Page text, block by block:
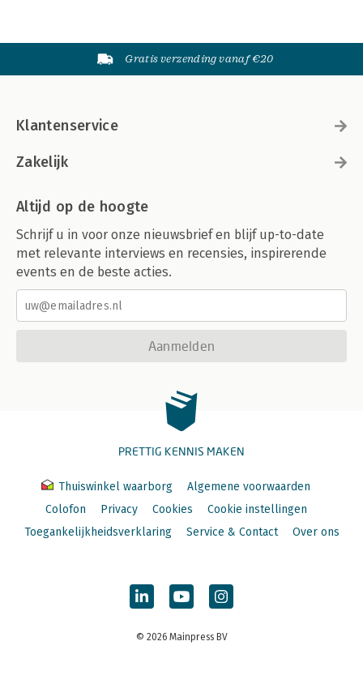
Gratis verzending vanaf €20
Klantenservice
Zakelijk
Altijd op de hoogte
Schrijf u in voor onze nieuwsbrief en blijf up-to-date
met relevante interviews en recensies, inspirerende
events en de beste acties.
Aanmelden
PRETTIG KENNIS MAKEN
Thuiswinkel waarborg
Algemene voorwaarden
Colofon
Privacy Cookies
Cookie instellingen
Toegankelijkheidsverklaring
Service & Contact Over ons
© 2026 Mainpress BV